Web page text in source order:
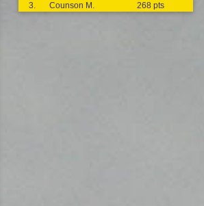
3.
Counson M. 268 pts